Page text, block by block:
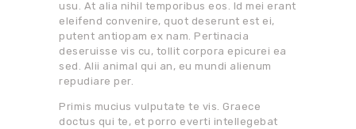
usu. At alia nihil temporibus eos. Id mei erant
eleifend convenire, quot deserunt est ei,
putent antiopam ex nam. Pertinacia
deseruisse vis cu, tollit corpora epicurei ea
sed. Alii animal qui an, eu mundi alienum
repudiare per.
Primis mucius vulputate te vis. Graece
doctus qui te, et porro everti intellegebat